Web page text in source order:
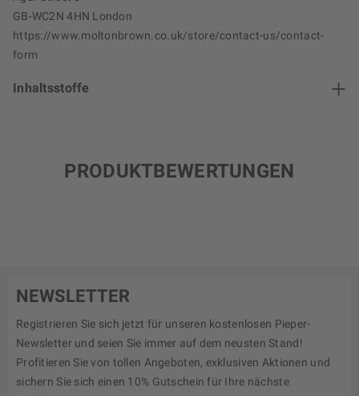
GB-WC2N 4HN London
https://www.moltonbrown.co.uk/store/contact-us/contact-
form
Inhaltsstoffe
PRODUKTBEWERTUNGEN
NEWSLETTER
Registrieren Sie sich jetzt für unseren kostenlosen Pieper-
Newsletter und seien Sie immer auf dem neusten Stand!
Profitieren Sie von tollen Angeboten, exklusiven Aktionen und
sichern Sie sich einen 10% Gutschein für Ihre nächste